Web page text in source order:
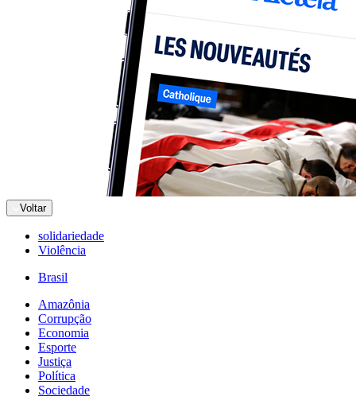
Voltar
solidariedade
Violência
Brasil
Amazônia
Corrupção
Economia
Esporte
Justiça
Política
Sociedade